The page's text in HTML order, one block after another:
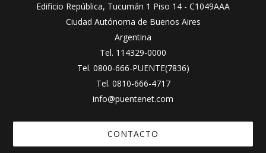
Edificio República, Tucumán 1 Piso 14 - C1049AAA
Ciudad Autónoma de Buenos Aires
Argentina
Tel. 114329-0000
Tel. 0800-666-PUENTE(7836)
Tel. 0810-666-4717
info@puentenet.com
CONTACTO